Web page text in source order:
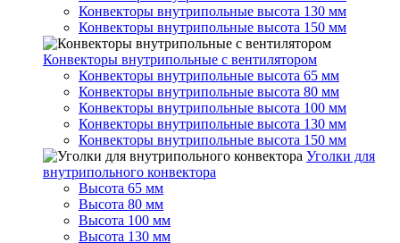
Конвекторы внутрипольные высота 130 мм
Конвекторы внутрипольные высота 150 мм
Конвекторы внутрипольные с вентилятором
Конвекторы внутрипольные высота 65 мм
Конвекторы внутрипольные высота 80 мм
Конвекторы внутрипольные высота 100 мм
Конвекторы внутрипольные высота 130 мм
Конвекторы внутрипольные высота 150 мм
Уголки для
внутрипольного конвектора
Высота 65 мм
Высота 80 мм
Высота 100 мм
Высота 130 мм